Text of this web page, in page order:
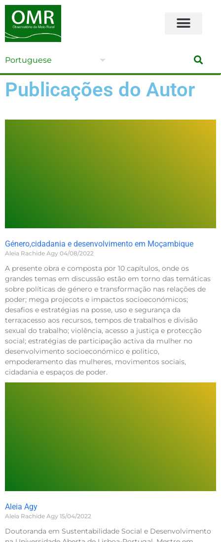
Publicações do Autor
Género,cidadania e desenvolvimento em Moçambique
Aleia Rachide Agy 04/08/2022
A presente obra e composta por 10 capítulos, onde os
grandes temas em discussão estão em torno das temáticas
sobre políticas de género e transformação nas relações de
poder; mega projecots e impactos socioeconómicos;
desafios e estratégias na posse, uso e segurança da
terra;acesso aos recursos, tempos de trabalhos e divisão
sexual do trabalho; violência, acesso a justiça e protecção
social; estratégias de participação activa da mulher no
desenvolvimento socioeconómico e politico,
empoderamento das mulheres, movimentos sociais,
cidadania e espaços de poder.
Aleia Agy
Aleia Rachide Agy 15/04/2022
Doutoranda em Sustentabilidade Social e Desenvolvimento